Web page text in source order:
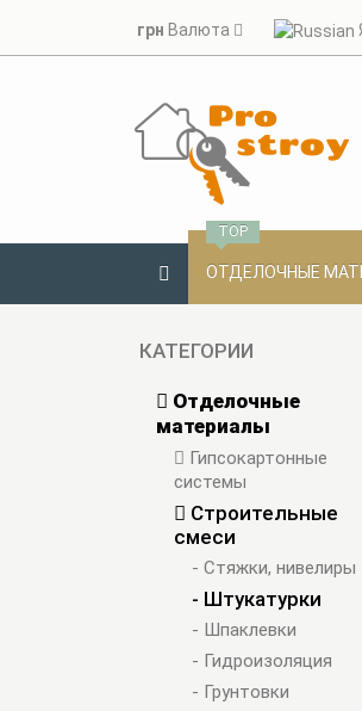
грн Валюта
ОТДЕЛОЧНЫЕ
TOP
КАТЕГОРИИ
Отделочные
материалы
Гипсокартонные
системы
Строительные
смеси
- Стяжки, нивелиры
- Штукатурки
- Шпаклевки
- Гидроизоляция
- Грунтовки